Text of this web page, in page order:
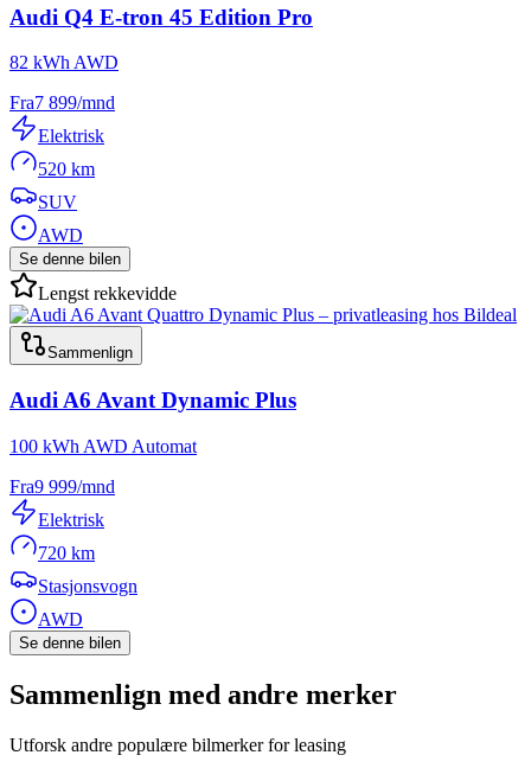
Audi Q4 E-tron 45 Edition Pro
82 kWh AWD
Fra7 899/mnd
Elektrisk
520 km
SUV
AWD
Se denne bilen
Lengst rekkevidde
Sammenlign
Audi A6 Avant Dynamic Plus
100 kWh AWD Automat
Fra9 999/mnd
Elektrisk
720 km
Stasjonsvogn
AWD
Se denne bilen
Sammenlign med andre merker
Utforsk andre populære bilmerker for leasing